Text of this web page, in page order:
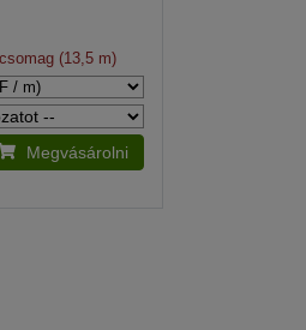
(13,5 m)
Megvásárolni